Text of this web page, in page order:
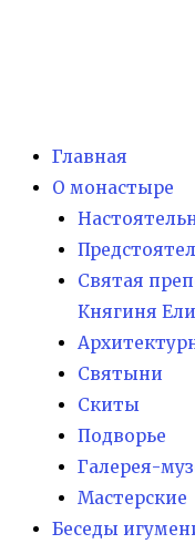
Главная
О монастыре
Святая
Княгиня
Святыни
Скиты
Подворье
Галерея-
Мастерские
Беседы